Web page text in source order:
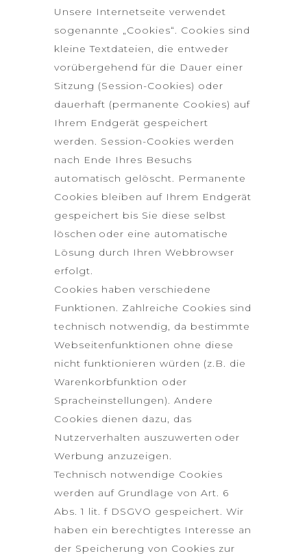
Unsere Internetseite verwendet
sogenannte „Cookies“. Cookies sind
kleine Textdateien, die entweder
vorübergehend für die Dauer einer
Sitzung (Session-Cookies) oder
dauerhaft (permanente Cookies) auf
Ihrem Endgerät gespeichert
werden. Session-Cookies werden
nach Ende Ihres Besuchs
automatisch gelöscht. Permanente
Cookies bleiben auf Ihrem Endgerät
gespeichert bis Sie diese selbst
löschen oder eine automatische
Lösung durch Ihren Webbrowser
erfolgt.
Cookies haben verschiedene
Funktionen. Zahlreiche Cookies sind
technisch notwendig, da bestimmte
Webseitenfunktionen ohne diese
nicht funktionieren würden (z.B. die
Warenkorbfunktion oder
Spracheinstellungen). Andere
Cookies dienen dazu, das
Nutzerverhalten auszuwerten oder
Werbung anzuzeigen.
Technisch notwendige Cookies
werden auf Grundlage von Art. 6
Abs. 1 lit. f DSGVO gespeichert. Wir
haben ein berechtigtes Interesse an
der Speicherung von Cookies zur